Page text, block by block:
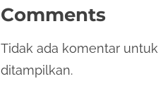
Comments
Tidak ada komentar untuk
ditampilkan.